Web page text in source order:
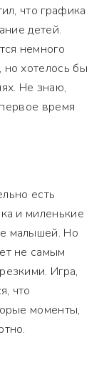
что графика
детей.
немного
хотелось бы
Не знаю,
время
есть
и миленькие
малышей. Но
не самым
Игра,
что
моменты,